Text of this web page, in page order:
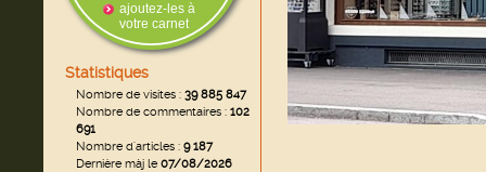
ajoutez-les à
votre carnet
Statistiques
Nombre de visites : 39 885 847
Nombre de commentaires : 102
691
Nombre d'articles : 9 187
Dernière màj le07/08/2026